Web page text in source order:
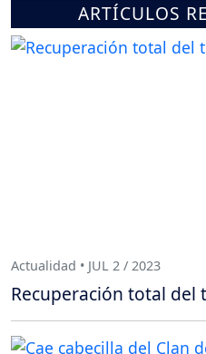
ARTÍCULOS
Actualidad • JUL 2 / 2023
Recuperación total del